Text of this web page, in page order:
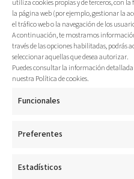
utiliza cookies propias y de terceros, con
la página web (por ejemplo, gestionar la
el tráfico web o la navegación de los
A continuación, te mostramos
través de las opciones habilitadas, podrás
seleccionar aquellas que desea autorizar.
Puedes consultar la información
nuestra Política de cookies.
Funcionales
Preferentes
Estadísticos
Transmitimos
nuestro ámbito basado
investigaciones actuales.